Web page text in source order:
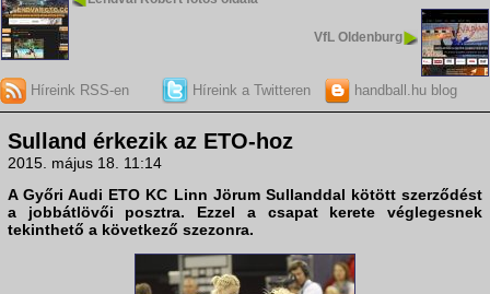
VfL Oldenburg
Híreink RSS-en Híreink a Twitteren handball.hu blog
Sulland érkezik az ETO-hoz
2015. május 18. 11:14
A Győri Audi ETO KC Linn Jörum Sullanddal kötött szerződést
a jobbátlövői posztra. Ezzel a csapat kerete véglegesnek
tekinthető a következő szezonra.